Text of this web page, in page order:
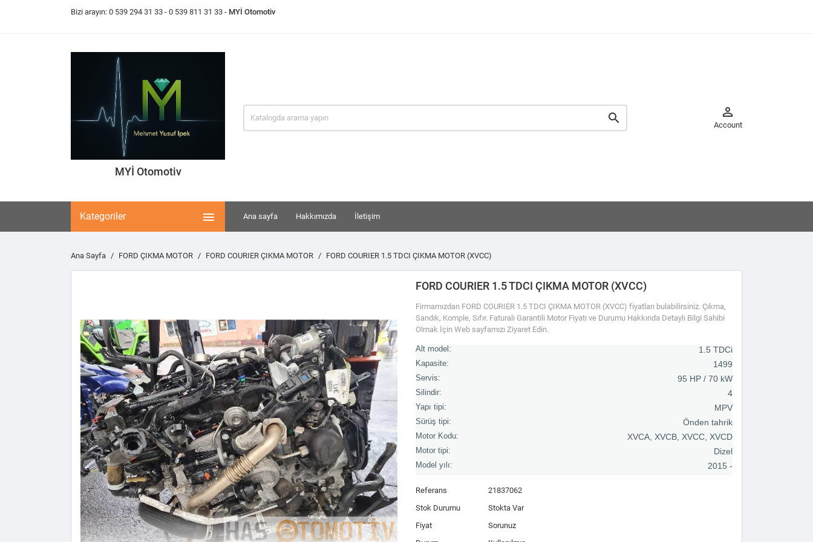
Bizi arayın: 0 539 294 31 33 - 0 539 811 31 33 - MYİ Otomotiv
MYİ Otomotiv
 
Account
Kategoriler  Ana sayfa Hakkımızda İletişim
Ana Sayfa FORD ÇIKMA MOTOR FORD COURIER ÇIKMA MOTOR FORD COURIER 1.5 TDCI ÇIKMA MOTOR (XVCC)
FORD COURIER 1.5 TDCI ÇIKMA MOTOR (XVCC)
Firmamızdan FORD COURIER 1.5 TDCI ÇIKMA MOTOR (XVCC) fiyatları bulabilirsiniz. Çıkma,
Sandık, Komple, Sıfır. Faturalı Garantili Motor Fiyatı ve Durumu Hakkında Detaylı Bilgi Sahibi
Olmak İçin Web sayfamızı Ziyaret Edin.
Alt model: 1.5 TDCi
Kapasite: 1499
Servis: 95 HP / 70 kW
Silindir: 4
Yapı tipi: MPV
Sürüş tipi: Önden tahrik
Motor Kodu: XVCA, XVCB, XVCC, XVCD
Motor tipi: Dizel
Model yılı: 2015 -
Referans
21837062
Stok Durumu
Stokta Var
Fiyat
Sorunuz